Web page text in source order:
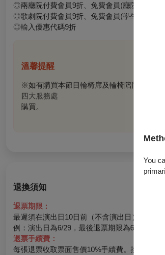
You
◎兩廳院付費會員9折、免費會員(廳院青)9折
◎歌劇院付費會員9折、免費會員(學生卡)9折
◎輸入優惠代碼9折
溫馨提醒
※如有購買本節目輪椅席及輪椅陪同席需求
四大服務處
購買。
退換須知
退票期限：
最遲須在演出日10日前（不含演出日）辦理，
例：演出日為6/29，最後退票期限為6/19。
退票手續費：
每張退票收取票面售價10%手續費。換票視同